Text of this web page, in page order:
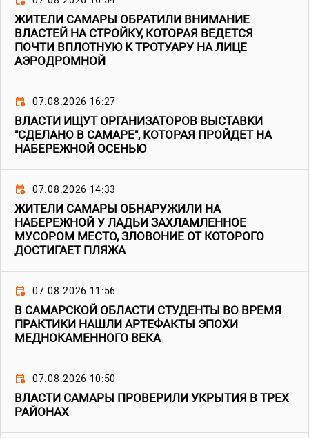
ЖИТЕЛИ САМАРЫ ОБРАТИЛИ ВНИМАНИЕ
ВЛАСТЕЙ НА СТРОЙКУ, КОТОРАЯ ВЕДЕТСЯ
ПОЧТИ ВПЛОТНУЮ К ТРОТУАРУ НА ЛИЦЕ
АЭРОДРОМНОЙ
07.08.2026 16:27
ВЛАСТИ ИЩУТ ОРГАНИЗАТОРОВ ВЫСТАВКИ
"СДЕЛАНО В САМАРЕ", КОТОРАЯ ПРОЙДЕТ НА
НАБЕРЕЖНОЙ ОСЕНЬЮ
07.08.2026 14:33
ЖИТЕЛИ САМАРЫ ОБНАРУЖИЛИ НА
НАБЕРЕЖНОЙ У ЛАДЬИ ЗАХЛАМЛЕННОЕ
МУСОРОМ МЕСТО, ЗЛОВОНИЕ ОТ КОТОРОГО
ДОСТИГАЕТ ПЛЯЖА
07.08.2026 11:56
В САМАРСКОЙ ОБЛАСТИ СТУДЕНТЫ ВО ВРЕМЯ
ПРАКТИКИ НАШЛИ АРТЕФАКТЫ ЭПОХИ
МЕДНОКАМЕННОГО ВЕКА
07.08.2026 10:50
ВЛАСТИ САМАРЫ ПРОВЕРИЛИ УКРЫТИЯ В ТРЕХ
РАЙОНАХ